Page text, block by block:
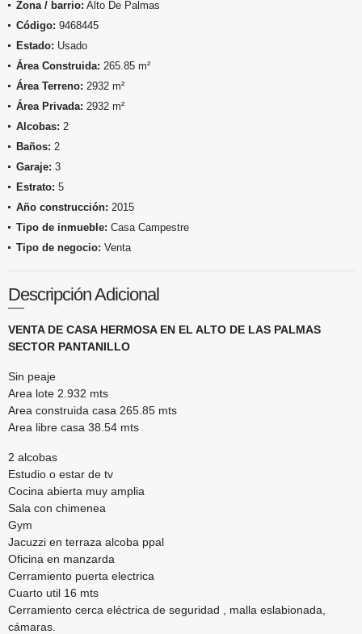
Zona / barrio: Alto De Palmas
Código: 9468445
Estado: Usado
Área Construida: 265.85 m²
Área Terreno: 2932 m²
Área Privada: 2932 m²
Alcobas: 2
Baños: 2
Garaje: 3
Estrato: 5
Año construcción: 2015
Tipo de inmueble: Casa Campestre
Tipo de negocio: Venta
Descripción Adicional
VENTA DE CASA HERMOSA EN EL ALTO DE LAS PALMAS
SECTOR PANTANILLO
Sin peaje
Area lote 2.932 mts
Area construida casa 265.85 mts
Area libre casa 38.54 mts
2 alcobas
Estudio o estar de tv
Cocina abierta muy amplia
Sala con chimenea
Gym
Jacuzzi en terraza alcoba ppal
Oficina en manzarda
Cerramiento puerta electrica
Cuarto util 16 mts
Cerramiento cerca eléctrica de seguridad , malla eslabionada,
cámaras.